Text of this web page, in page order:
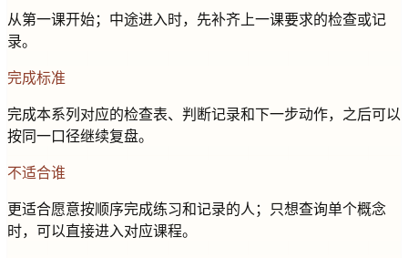
从第一课开始；中途进入时，先补齐上一课要求的检查或记
录。
完成标准
完成本系列对应的检查表、判断记录和下一步动作，之后可以
按同一口径继续复盘。
不适合谁
更适合愿意按顺序完成练习和记录的人；只想查询单个概念
时，可以直接进入对应课程。